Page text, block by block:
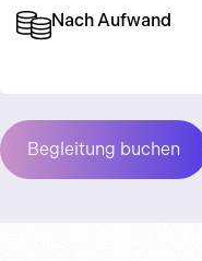
Nach Aufwand
Begleitung buchen